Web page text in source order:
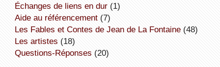
échanges de liens en dur(1)
aide au référencement(7)
Les Fables et Contes de Jean de La Fontaine(48)
Les artistes (18)
Questions-Réponses (20)